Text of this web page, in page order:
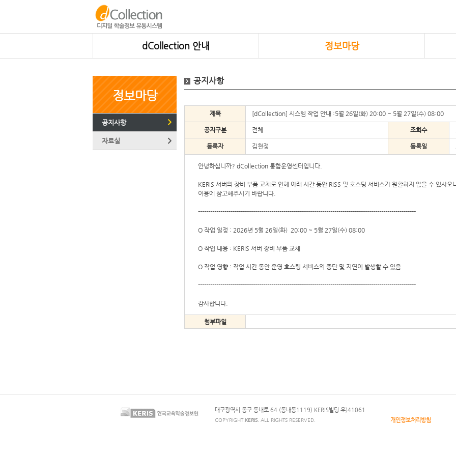
dCollection 안내 정보마당
정보마당
공지사항
자료실
공지사항
제목 [dCollection] 시스템 작업 안내 :5월 26일(화) 20:00 ~ 5월 27일(수) 08:00
공지구분 전체 조회수
등록자 김현정 등록일
안녕하십니까? dCollection 통합운영센터입니다.
KERIS 서버의 장비 부품 교체로 인해 아래 시간 동안 RISS 및 호스팅 서비스가 원활하지 않을 수 있사오
이용에 참고해주시기 바랍니다.
-----------------------------------------------------------------------------------------------------------
O 작업 일정 : 2026년 5월 26일(화) 20:00 ~ 5월 27일(수) 08:00
O 작업 내용 : KERIS 서버 장비 부품 교체
O 작업 영향 : 작업 시간 동안 운영 호스팅 서비스의 중단 및 지연이 발생할 수 있음
-----------------------------------------------------------------------------------------------------------
감사합니다.
첨부파일
대구광역시 동구 동내로 64 (동내동1119) KERIS빌딩 우)41061
개인정보처리방침
COPYRIGHT. KERIS . ALL RIGHTS RESERVED.